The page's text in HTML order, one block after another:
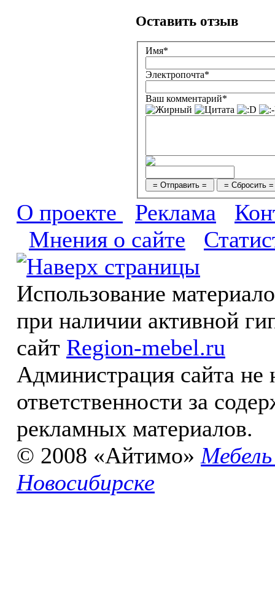
Оставить отзыв
Имя*
Электропочта*
Ваш комментарий*
О проекте Реклама
Мнения о сайте
Использование
при наличии активной
сайт Region-mebel.ru
Администрация сайта не
ответственности за
рекламных материалов.
© 2008 «Айтимо»
Новосибирске